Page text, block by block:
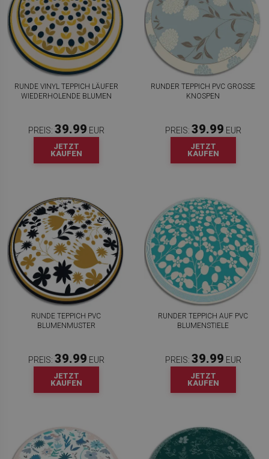
RUNDE VINYL TEPPICH LÄUFER
WIEDERHOLENDE BLUMEN
PREIS: 39.99 EUR
JETZT
KAUFEN
RUNDER TEPPICH PVC GROSSE K
NOSPEN
PREIS: 39.99 EUR
JETZT
KAUFEN
RUNDE TEPPICH PVC
BLUMENMUSTER
PREIS: 39.99 EUR
JETZT
KAUFEN
RUNDER TEPPICH AUF PVC
BLUMENSTIELE
PREIS: 39.99 EUR
JETZT
KAUFEN